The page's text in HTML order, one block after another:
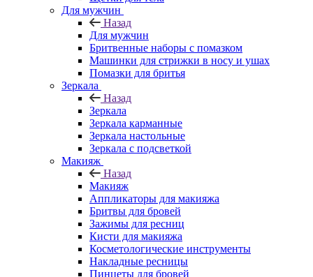
Для мужчин
Назад
Для мужчин
Бритвенные наборы с помазком
Машинки для стрижки в носу и ушах
Помазки для бритья
Зеркала
Назад
Зеркала
Зеркала карманные
Зеркала настольные
Зеркала с подсветкой
Макияж
Назад
Макияж
Аппликаторы для макияжа
Бритвы для бровей
Зажимы для ресниц
Кисти для макияжа
Косметологические инструменты
Накладные ресницы
Пинцеты для бровей